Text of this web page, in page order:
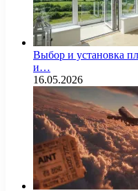
Выбор и установка
и…
16.05.2026